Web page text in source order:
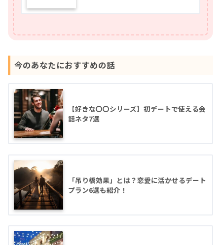
今のあなたにおすすめの話
【好きな〇〇シリーズ】初デートで使える会
話ネタ7選
「吊り橋効果」とは？恋愛に活かせるデート
プラン6選も紹介！